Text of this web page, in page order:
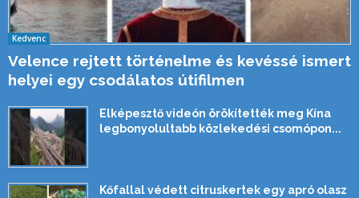
Kedvenc
Velence rejtett történelme és kevéssé ismert
helyei egy csodálatos útifilmen
Elképesztő videón örökítették meg Kína
legbonyolultabb közlekedési csomópon...
Kőfallal védett citruskertek egy apró olasz